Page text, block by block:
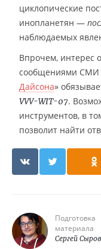
циклопические
инопланетян —
наблюдаемых
Впрочем, интерес
сообщениями СМИ
Дайсона»
VVV-WIT-07.
инструментов, в
позволит найти
Подготовка
материала
Сергей Сыров